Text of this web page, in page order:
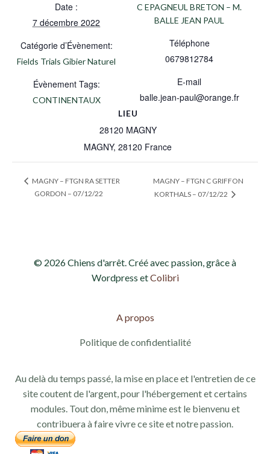
Date :
7 décembre 2022
Catégorie d’Évènement:
Fields Trials Gibier Naturel
Évènement Tags:
CONTINENTAUX
LIEU
28120 MAGNY
MAGNY, 28120 France
C EPAGNEUL BRETON – M.
BALLE JEAN PAUL
Téléphone
0679812784
E-mail
balle.jean-paul@orange.fr
MAGNY – FTGN RA SETTER
GORDON – 07/12/22
MAGNY – FTGN C GRIFFON
KORTHALS – 07/12/22
© 2026 Chiens d'arrêt. Créé avec passion, grâce à
Wordpress etColibri
A propos
Politique de confidentialité
Au delà du temps passé, la mise en place et l'entretien de ce
site coutent de l'argent, pour l'hébergement et certains
modules. Tout don, même minime est le bienvenu et
contribuera à faire vivre ce site et notre passion.